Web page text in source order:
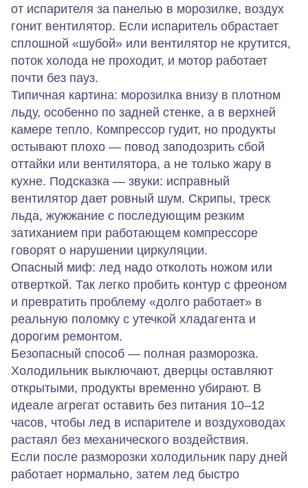
от испарителя за панелью в морозилке, воздух
гонит вентилятор. Если испаритель обрастает
сплошной «шубой» или вентилятор не крутится,
поток холода не проходит, и мотор работает
почти без пауз.
Типичная картина: морозилка внизу в плотном
льду, особенно по задней стенке, а в верхней
камере тепло. Компрессор гудит, но продукты
остывают плохо — повод заподозрить сбой
оттайки или вентилятора, а не только жару в
кухне. Подсказка — звуки: исправный
вентилятор дает ровный шум. Скрипы, треск
льда, жужжание с последующим резким
затиханием при работающем компрессоре
говорят о нарушении циркуляции.
Опасный миф: лед надо отколоть ножом или
отверткой. Так легко пробить контур с фреоном
и превратить проблему «долго работает» в
реальную поломку с утечкой хладагента и
дорогим ремонтом.
Безопасный способ — полная разморозка.
Холодильник выключают, дверцы оставляют
открытыми, продукты временно убирают. В
идеале агрегат оставить без питания 10–12
часов, чтобы лед в испарителе и воздуховодах
растаял без механического воздействия.
Если после разморозки холодильник пару дней
работает нормально, затем лед быстро